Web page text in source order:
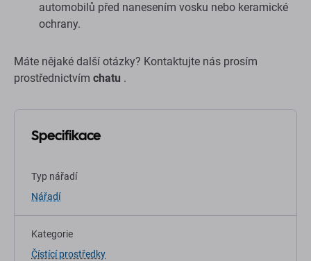
automobilů před nanesením vosku nebo keramické
ochrany.
Máte nějaké další otázky? Kontaktujte nás prosím
prostřednictvím chatu .
Specifikace
Typ nářadí
Nářadí
Kategorie
Čístící prostředky